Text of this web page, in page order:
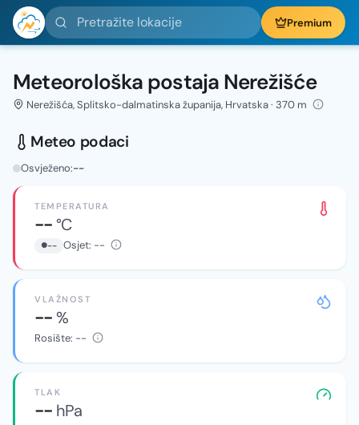
Pretražite lokacije Premium
Meteorološka postaja Nerežišće
Nerežišća, Splitsko-dalmatinska županija, Hrvatska · 370 m
Meteo podaci
Osvježeno:--
TEMPERATURA
--°C
-- Osjet: --
VLAŽNOST
--%
Rosište: --
TLAK
-- hPa